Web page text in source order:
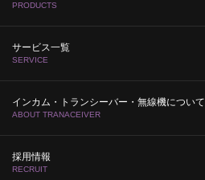
PRODUCTS
サービス一覧
SERVICE
インカム・トランシーバー・無線機について
ABOUT TRANACEIVER
採用情報
RECRUIT